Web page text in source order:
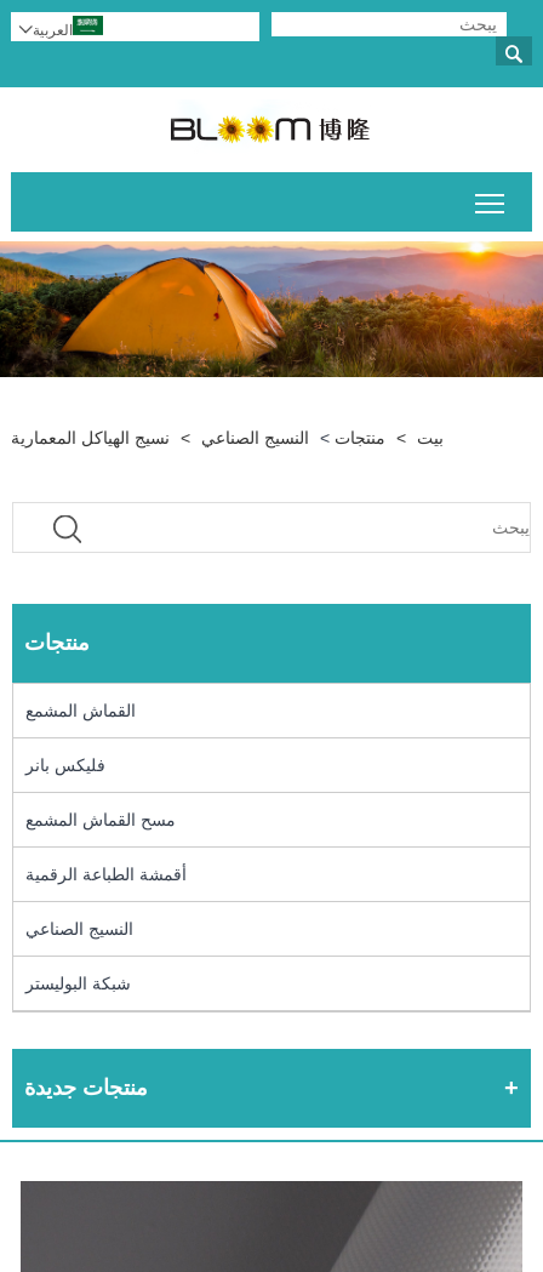

العربية
بيت > منتجات > النسيج الصناعي > نسيج الهياكل المعمارية
منتجات
القماش المشمع
فليكس بانر
مسح القماش المشمع
أقمشة الطباعة الرقمية
النسيج الصناعي
شبكة البوليستر
منتجات جديدة